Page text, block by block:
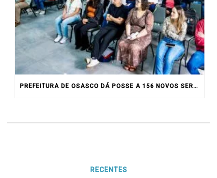
PREFEITURA DE OSASCO DÁ POSSE A 156 NOVOS SERVIDORES
RECENTES